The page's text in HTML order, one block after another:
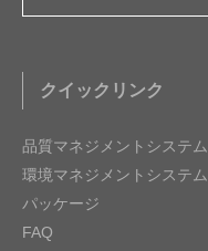
クイックリンク
品質マネジメントシステム
環境マネジメントシステム
パッケージ
FAQ